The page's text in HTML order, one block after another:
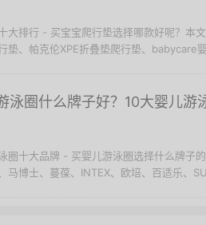
大排行 - 买宝宝爬行垫选择哪款好呢？本
垫、帕克伦XPE折叠垫爬行垫、babycare
泳圈什么牌子好？10大婴儿游
圈十大品牌 - 买婴儿游泳圈选择什么牌子
马博士、蔓葆、INTEX、欧培、百适乐、